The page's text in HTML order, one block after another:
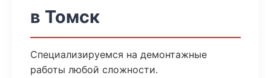
в Томск
Специализируемся на демонтажные
работы любой сложности.